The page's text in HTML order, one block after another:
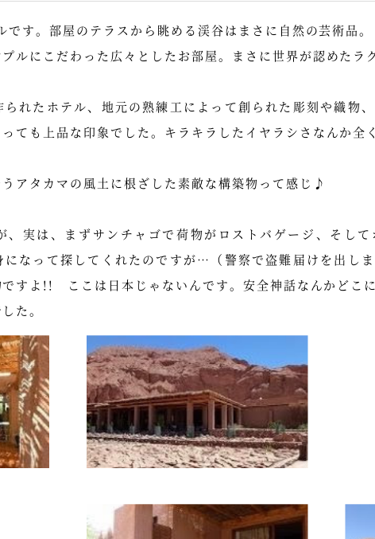
す。部屋のテラスから眺める渓谷はまさに自然の芸術品。
ルにこだわった広々としたお部屋。まさに世界が認めた
られたホテル、地元の熟練工によって創られた彫刻や織物
ても上品な印象でした。キラキラしたイヤラシさなんか全
タカマの風土に根ざした素敵な構築物って感じ♪
、実は、まずサンチャゴで荷物がロストバゲージ、そし
になって探してくれたのですが…（警察で盗難届けを出し
ですよ!! ここは日本じゃないんです。安全神話なんかどこ
た。